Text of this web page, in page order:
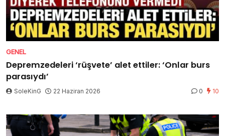
GENEL
Depremzedeleri ‘rüşvete’ alet ettiler: ‘Onlar burs
parasıydı’
SoleKinG 22 Haziran 2026 0 10